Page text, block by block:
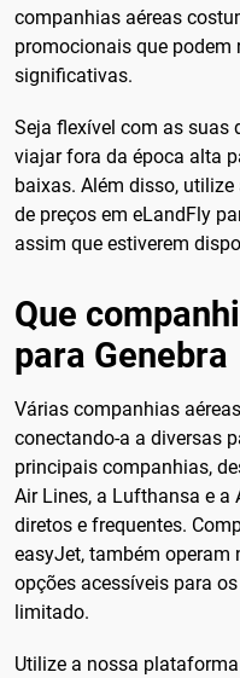
companhias aéreas
promocionais que podem
significativas.
Seja flexível com as suas
viajar fora da época alta
baixas. Além disso,
de preços em eLandFly
assim que estiverem
Que
para Genebra
Várias companhias
conectando-a a diversas
principais companhias,
Air Lines, a Lufthansa e a
diretos e frequentes.
easyJet, também operam
opções acessíveis para
limitado.
Utilize a nossa